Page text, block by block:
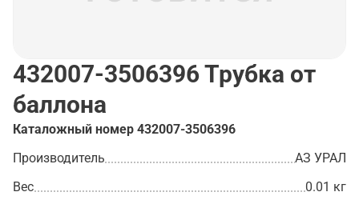
432007-3506396Трубка от
баллона
Каталожный номер 432007-3506396
Производитель
АЗ УРАЛ
Вес
0.01 кг